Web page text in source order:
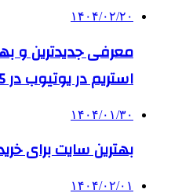
۱۴۰۴/۰۲/۲۰
معرفی جدیدترین و
استریم در یوتیوب در 2025!
۱۴۰۴/۰۱/۳۰
بهترین سایت برای
۱۴۰۴/۰۲/۰۱